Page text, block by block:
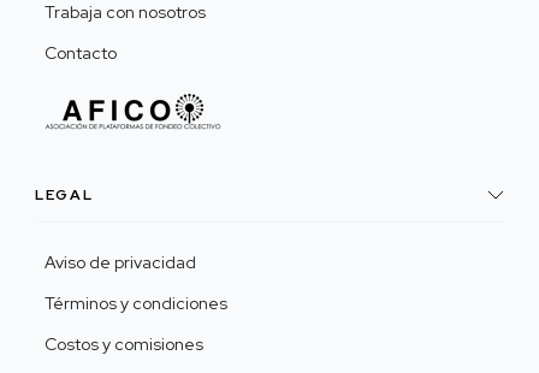
Trabaja con nosotros
Contacto
LEGAL
Aviso de privacidad
Términos y condiciones
Costos y comisiones